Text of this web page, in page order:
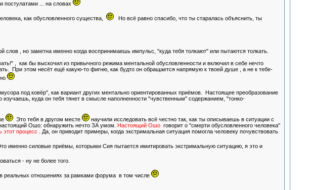
постулатами ... на словах
как обусловленного существа,
Но всё равно спасибо, что ты старалась объяснить, ты
слов , но заметна именно когда воспринимаешь импульс, "куда тебя толкают" или пытаются толкать.
, как бы выскочил из привычного режима ментальной обусловленности и включил в себе нечто
При этом несёт ещё какую-то фигню, как будто он обращается напрямую к твоей душе , а не к тебе-
под ковёр", как вариант других ментально ориентированных приёмов. Настоящее преобразование
куда он тебя тянет в смысле наполненности "чувственным" содержанием, "тонко-
Это тебя в другом месте
научили исследовать всё честно так, как ты описываешь в ситуации с
Ошо: обнаружить нечто ЗА умом.
Настоящий Ошоговорит о "смерти обусловленного человека"
этот процесс
. Да, он приводит примеры, когда экстримальная ситуация помогла человеку почувствовать
именно силовые приёмы, которыми Сия пытается имитировать экстримальную ситуацию, я это и
- ну не более того.
реальных отношениях за рамками форума в том числе